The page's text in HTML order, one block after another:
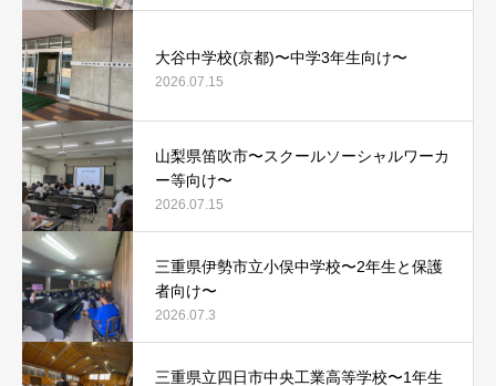
大谷中学校(京都)〜中学3年生向け〜
2026.07.15
山梨県笛吹市〜スクールソーシャルワーカ
ー等向け〜
2026.07.15
三重県伊勢市立小俣中学校〜2年生と保護
者向け〜
2026.07.3
三重県立四日市中央工業高等学校〜1年生